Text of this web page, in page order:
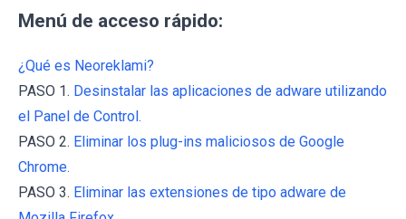
Menú de acceso rápido:
¿Qué es Neoreklami?
PASO 1. Desinstalar las aplicaciones de adware utilizando
el Panel de Control.
PASO 2. Eliminar los plug-ins maliciosos de Google
Chrome.
PASO 3. Eliminar las extensiones de tipo adware de